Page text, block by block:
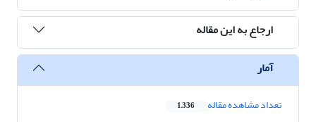
ارجاع به این مقاله
آمار
تعداد مشاهده مقاله 1,336